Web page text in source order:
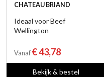
CHATEAU BRIAND
Ideaal voor Beef
Wellington
Vanaf € 43,78
Bekijk & bestel